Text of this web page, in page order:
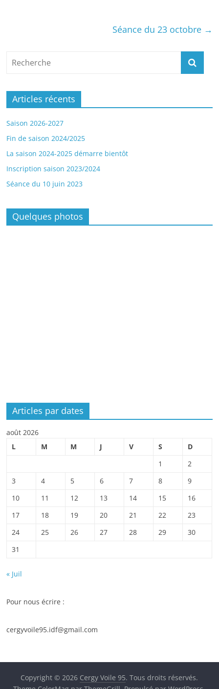
Séance du 23 octobre →
Articles récents
Saison 2026-2027
Fin de saison 2024/2025
La saison 2024-2025 démarre bientôt
Inscription saison 2023/2024
Séance du 10 juin 2023
Quelques photos
Articles par dates
août 2026
L
M M J V S
D
1
2
3
4 5 6 7 8
9
10
11 12 13 14 15
16
17
18 19 20 21 22
23
24
25 26 27 28 29
30
31
« Juil
Pour nous écrire :
cergyvoile95.idf@gmail.com
Copyright © 2026 Cergy Voile 95. Tous droits réservés.